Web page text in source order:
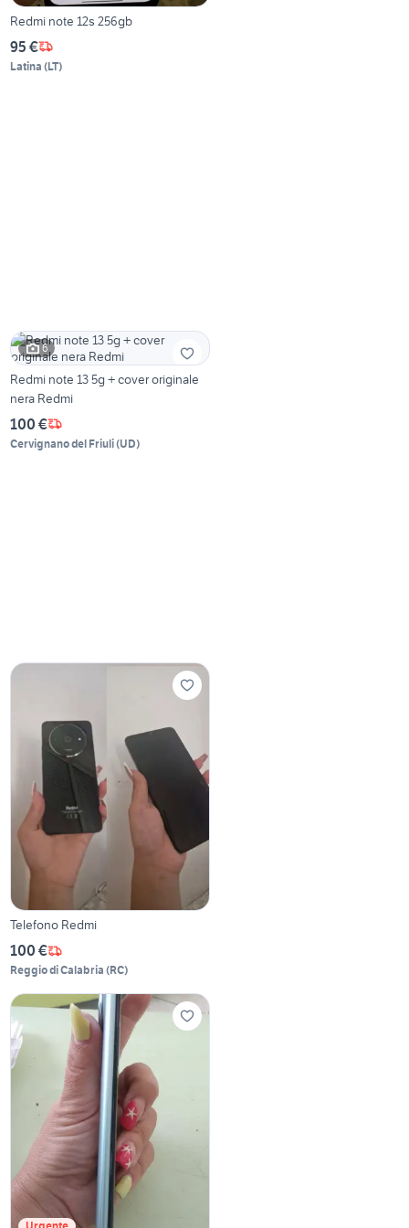
Redmi note 12s 256gb
95 €
Latina (LT)
6
Redmi note 13 5g + cover originale
nera Redmi
100 €
Cervignano del Friuli(UD)
Telefono Redmi
100 €
Reggio di Calabria (RC)